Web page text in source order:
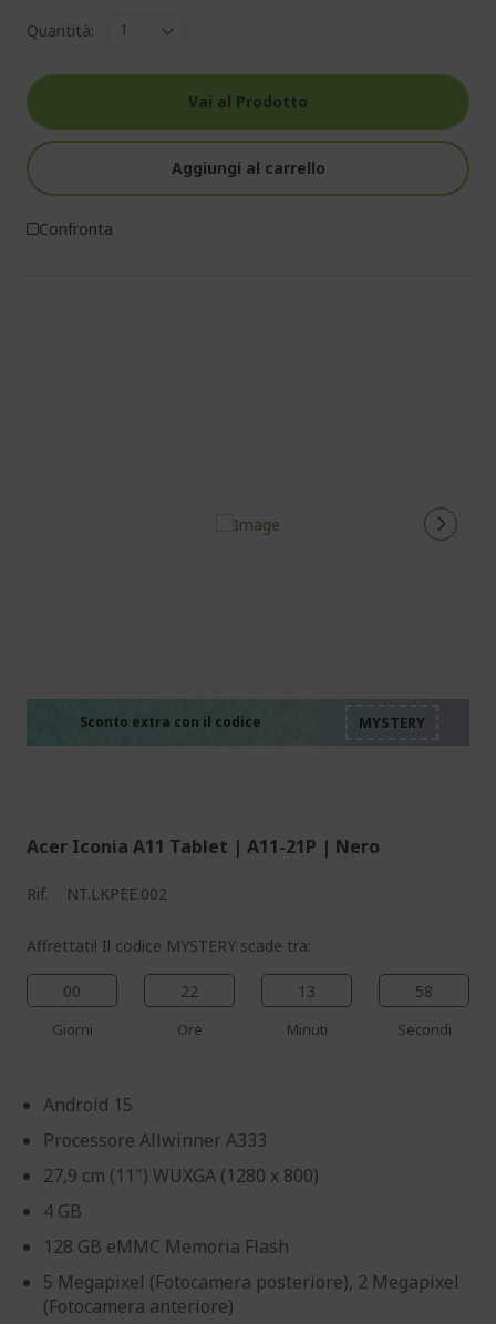
Quantità:
Vai al Prodotto
Aggiungi al carrello
Confronta
Sconto extra con il codice
Acer Iconia A11 Tablet | A11-21P | Nero
Rif. NT.LKPEE.002
Affrettati! Il codice MYSTERY scade tra:
00
Giorni
22
Ore
13
Minuti
57
Secondi
Android 15
Processore Allwinner A333
27,9 cm (11") WUXGA (1280 x 800)
4 GB
128 GB eMMC Memoria Flash
5 Megapixel (Fotocamera posteriore), 2 Megapixel
(Fotocamera anteriore)